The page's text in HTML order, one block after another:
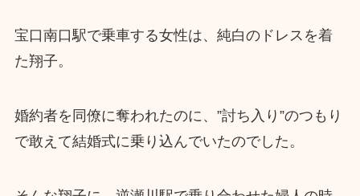
宝口南口駅で乗車する女性は、純白のドレスを着
た翔子。
婚約者を同僚に奪われたのに、”討ち入り”のつもり
で敢えて結婚式に乗り込んでいたのでした。